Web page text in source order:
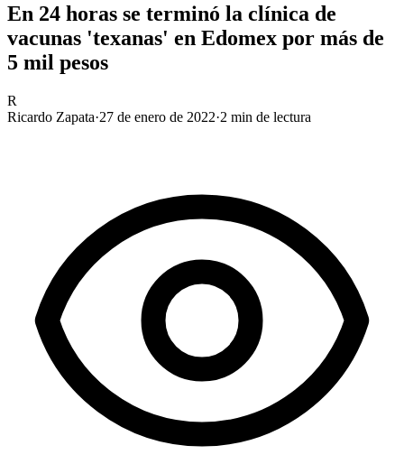
En 24 horas se terminó la clínica de
vacunas 'texanas' en Edomex por más de
5 mil pesos
R
Ricardo Zapata·27 de enero de 2022·2 min de lectura